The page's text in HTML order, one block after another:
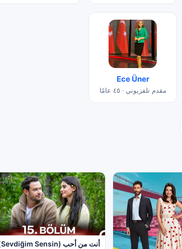
Ece Üner
مقدم تلفزيوني · ٤٥ عامًا
أنت من أحب (Sevdiğim Sensin)